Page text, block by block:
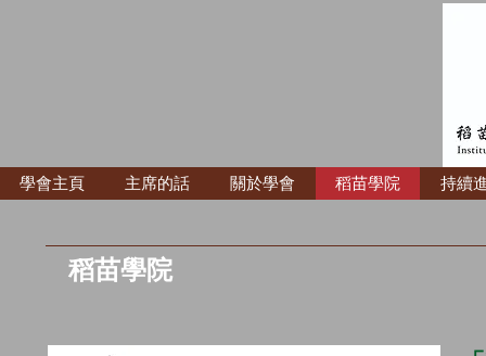
稻苗學院
學會主頁 主席的話 關於學會 稻苗學院 持續